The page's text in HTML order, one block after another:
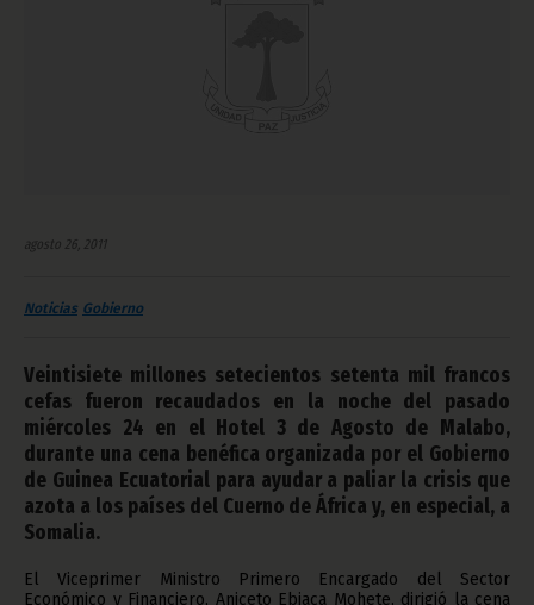
agosto 26, 2011
Noticias Gobierno
Veintisiete millones setecientos setenta mil francos
cefas fueron recaudados en la noche del pasado
miércoles 24 en el Hotel 3 de Agosto de Malabo,
durante una cena benéfica organizada por el Gobierno
de Guinea Ecuatorial para ayudar a paliar la crisis que
azota a los países del Cuerno de África y, en especial, a
Somalia.
El Viceprimer Ministro Primero Encargado del Sector
Económico y Financiero, Aniceto Ebiaca Mohete, dirigió la cena